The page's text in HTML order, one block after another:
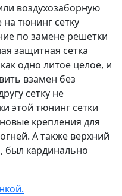
воздухозаборную
тюнинг сетку
по замене решетки
защитная сетка
одно литое целое, и
взамен без
сетку не
этой тюнинг сетки
крепления для
А также верхний
был кардинально